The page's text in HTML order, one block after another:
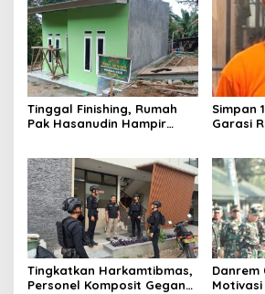
Polri
Tinggal Finishing, Rumah
Pak Hasanudin Hampir
Membangun Desa)
Simpan
Garasi
Tingkatkan Harkamtibmas,
Personel Komposit Gegana
Danrem